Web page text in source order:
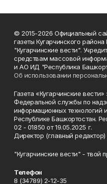
© 2015-2026 Официальный
газеты Кугарчинского
"Кугарчинские вести".
средствам массовой
и АО ИД "Республика
Об использовании
Газета «Кугарчинские
Федеральной службы по
информационных
Республике Башкортостан.
02 - 01850 от 19.05.2025 г.
Директор (главный
"Кугарчинские вести" - твой
Телефон
8 (34789) 2-12-35